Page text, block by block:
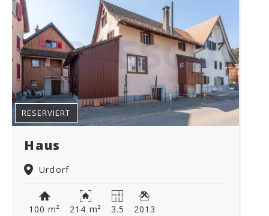
Haus
Urdorf
RESERVIERT
100 m² 214 m² 3.5 2013